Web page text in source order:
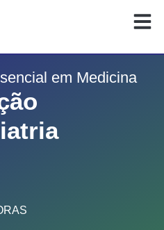
em Medicina